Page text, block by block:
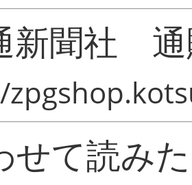
新聞社
せて読み